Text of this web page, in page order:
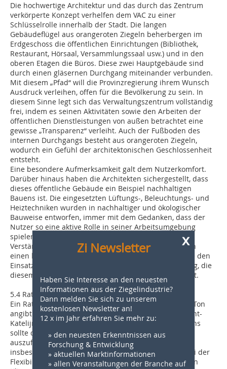
Die hochwertige Architektur und das durch das Zentrum
verkörperte Konzept verhelfen dem VAC zu einer
Schlüsselrolle innerhalb der Stadt. Die langen
Gebäudeflügel aus orangeroten Ziegeln beherbergen im
Erdgeschoss die öffentlichen Einrichtungen (Bibliothek,
Restaurant, Hörsaal, Versammlungssaal usw.) und in den
oberen Etagen die Büros. Diese zwei Hauptgebäude sind
durch einen gläsernen Durchgang miteinander verbunden.
Mit diesem „Pfad“ will die Provinzregierung ihrem Wunsch
Ausdruck verleihen, offen für die Bevölkerung zu sein. In
diesem Sinne legt sich das Verwaltungszentrum vollständig
frei, indem es seinen Aktivitäten sowie den Arbeiten der
öffentlichen Dienstleistungen von außen betrachtet eine
gewisse „Transparenz“ verleiht. Auch der Fußboden des
internen Durchgangs besteht aus orangeroten Ziegeln,
wodurch ein Gefühl der architektonischen Geschlossenheit
entsteht.
Eine besondere Aufmerksamkeit galt dem Nutzerkomfort.
Darüber hinaus haben die Architekten sichergestellt, dass
dieses öffentliche Gebäude ein Beispiel nachhaltigen
Bauens ist. Die eingesetzten Lüftungs-, Beleuchtungs- und
Heiztechniken wurden in nachhaltiger und ökologischer
Bauweise entworfen, immer mit dem Gedanken, dass der
Nutzer so eine aktive Rolle in seiner Arbeitsumgebung
spielen kann.
Verstärkt wird der Raumeindruck des Gebäudes durch
einen horizontalen Rhythmus von Metallträgern sowie den
Einsatz von hell eingefärbten Ziegeln – eine Gestaltung, die
diesem Gebiet in Bahnhofsnähe viel Charakter verleiht.
5.4 Rathaus von Sint-Katelijne-Waver
Ein Rathaus, das in Sachen nachhaltigen Bauens den Ton
angibt – das war das Ziel der lokalen Behörden von Sint-
Katelijne-Waver. Hinsichtlich Nachhaltigkeit des Bauens
sollte das neue Gebäude für die von der Stadt
auszuführenden Tätigkeiten beispielhaft sein –
insbesondere beim Einsatz nachhaltiger Baustoffe, bei der
Flexibilität der Raumnutzung sowie der Installation von
x
Zi Newsletter
Haben Sie Interesse an den neuesten
Informationen aus der Ziegelindustrie?
Dann melden Sie sich zu unserem
kostenlosen Newsletter an!
12 x im Jahr erfahren Sie mehr zu:
» den neuesten Erkenntnissen aus
Forschung & Entwicklung
» aktuellen Marktinformationen
» allen Veranstaltungen der Branche auf